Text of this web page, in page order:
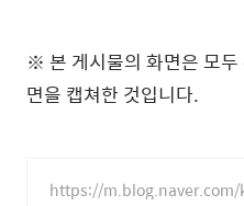
※ 본 게시물의 화면은 모
면을 캡쳐한 것입니다.
https://m.blog.naver.com/